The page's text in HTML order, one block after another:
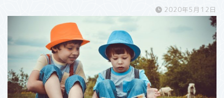
2020年5月12日